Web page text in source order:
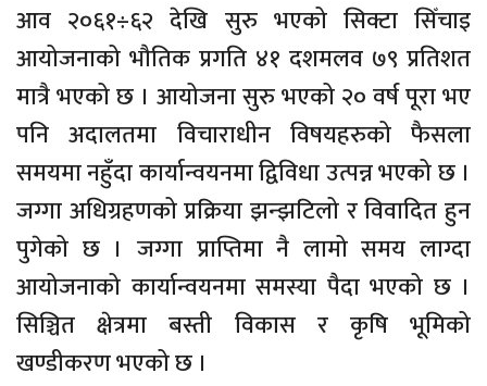
आव २०६१÷६२ देखि सुरु भएको सिक्टा सिँचाइ
आयोजनाको भौतिक प्रगति ४१ दशमलव ७९ प्रतिशत
मात्रै भएको छ । आयोजना सुरु भएको २० वर्ष पूरा भए
पनि अदालतमा विचाराधीन विषयहरुको फैसला
समयमा नहुँदा कार्यान्वयनमा द्विविधा उत्पन्न भएको छ ।
जग्गा अधिग्रहणको प्रक्रिया झन्झटिलो र विवादित हुन
पुगेको छ । जग्गा प्राप्तिमा नै लामो समय लाग्दा
आयोजनाको कार्यान्वयनमा समस्या पैदा भएको छ ।
सिञ्चित क्षेत्रमा बस्ती विकास र कृषि भूमिको
खण्डीकरण भएको छ ।